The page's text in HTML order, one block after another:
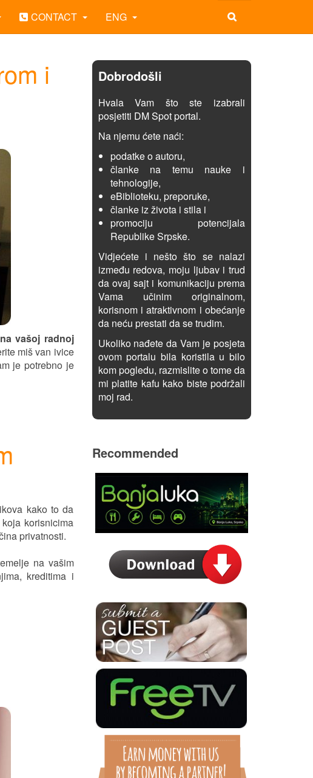
CONTACT ENG
i
vašoj radnoj
miš van ivice
je potrebno je
kako to da
korisnicima
privatnosti.
na vašim
kreditima i
Dobrodošli
Hvala Vam što ste izabrali
posjetiti DM Spot portal.
Na njemu ćete naći:
podatke o autoru,
članke na temu nauke i
tehnologije,
eBiblioteku, preporuke,
članke iz života i stila i
promociju potencijala
Republike Srpske.
Vidjećete i nešto što se nalazi
između redova, moju ljubav i trud
da ovaj sajt i komunikaciju prema
Vama učinim originalnom,
korisnom i atraktivnom i obećanje
da neću prestati da se trudim.
Ukoliko nađete da Vam je posjeta
ovom portalu bila koristila u bilo
kom pogledu, razmislite o tome da
mi platite kafu kako biste podržali
moj rad.
Recommended